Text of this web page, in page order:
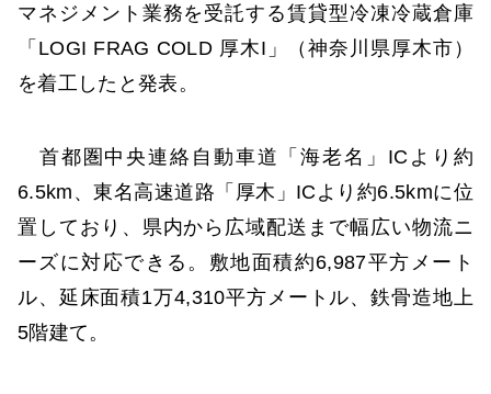
マネジメント業務を受託する賃貸型冷凍冷蔵倉庫
「LOGI FRAG COLD 厚木I」（神奈川県厚木市）
を着工したと発表。
首都圏中央連絡自動車道「海老名」ICより約
6.5km、東名高速道路「厚木」ICより約6.5kmに位
置しており、県内から広域配送まで幅広い物流ニ
ーズに対応できる。敷地面積約6,987平方メート
ル、延床面積1万4,310平方メートル、鉄骨造地上
5階建て。